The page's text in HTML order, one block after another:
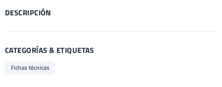
DESCRIPCIÓN
CATEGORÍAS & ETIQUETAS
Fichas técnicas